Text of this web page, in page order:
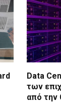
Data
των
από την